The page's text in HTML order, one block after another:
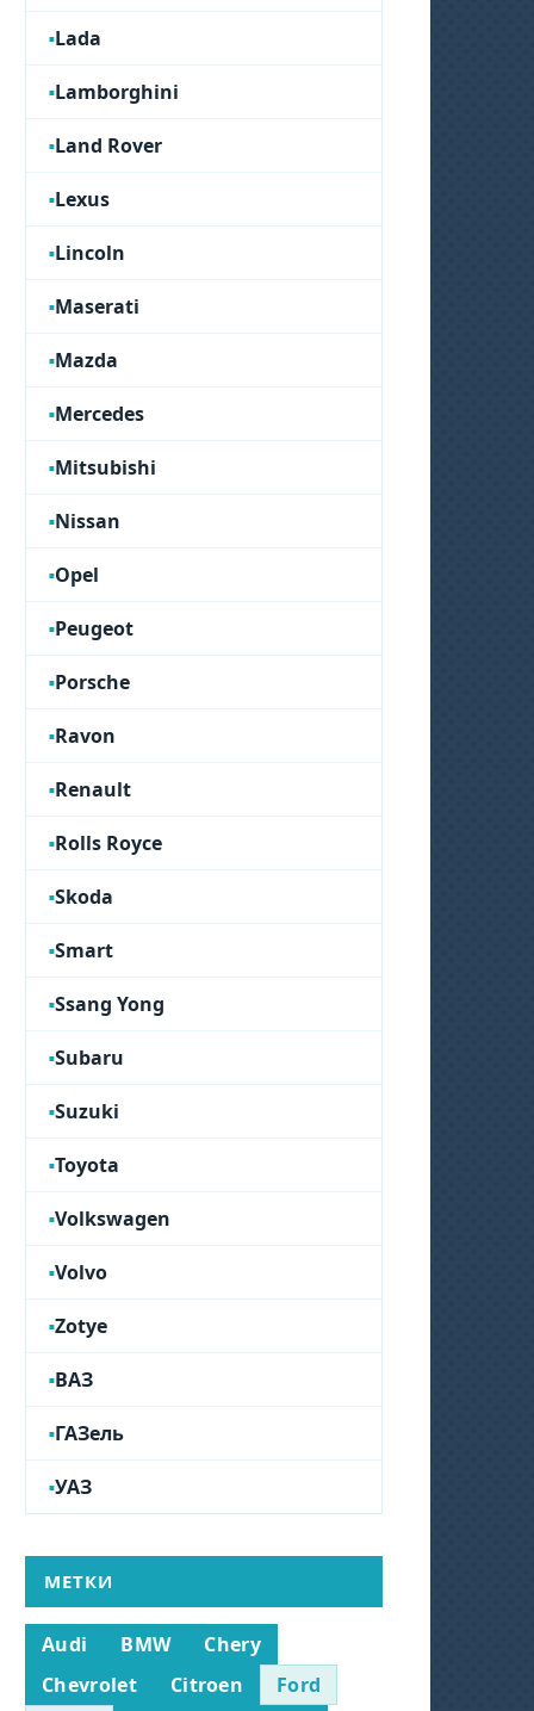
Lada
Lamborghini
Land Rover
Lexus
Lincoln
Maserati
Mazda
Mercedes
Mitsubishi
Nissan
Opel
Peugeot
Porsche
Ravon
Renault
Rolls Royce
Skoda
Smart
Ssang Yong
Subaru
Suzuki
Toyota
Volkswagen
Volvo
Zotye
ВАЗ
ГАЗель
УАЗ
МЕТКИ
Audi BMW
Chery
Chevrolet
Citroen
Ford